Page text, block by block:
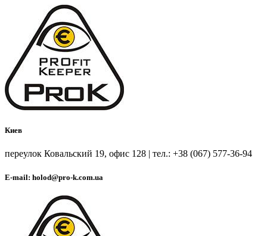
Киев
переулок Ковальский 19, офис 128 | тел.: +38 (067) 577-36-94
E-mail: holod@pro-k.com.ua